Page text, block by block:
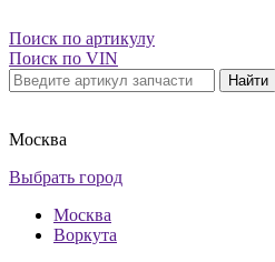
Поиск по артикулу
Поиск по VIN
Найти
Москва
Выбрать город
Москва
Воркута